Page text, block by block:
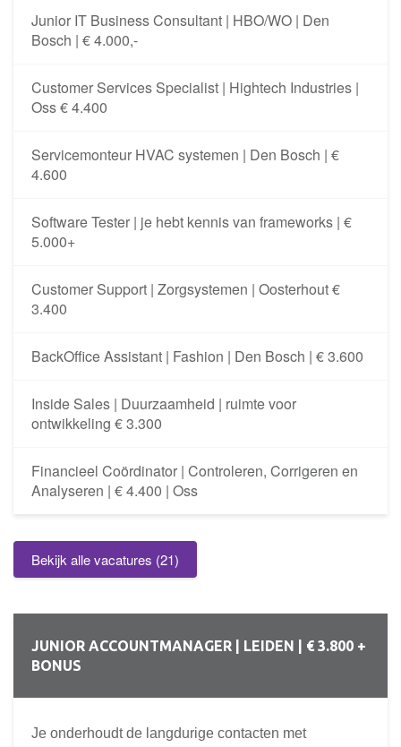
Junior IT Business Consultant | HBO/WO | Den
Bosch | € 4.000,-
Customer Services Specialist | Hightech Industries |
Oss € 4.400
Servicemonteur HVAC systemen | Den Bosch | €
4.600
Software Tester | je hebt kennis van frameworks | €
5.000+
Customer Support | Zorgsystemen | Oosterhout €
3.400
BackOffice Assistant | Fashion | Den Bosch | € 3.600
Inside Sales | Duurzaamheid | ruimte voor
ontwikkeling € 3.300
Financieel Coördinator | Controleren, Corrigeren en
Analyseren | € 4.400 | Oss
Bekijk alle vacatures (21)
JUNIOR ACCOUNTMANAGER | LEIDEN | € 3.800 +
BONUS
Je onderhoudt de langdurige contacten met